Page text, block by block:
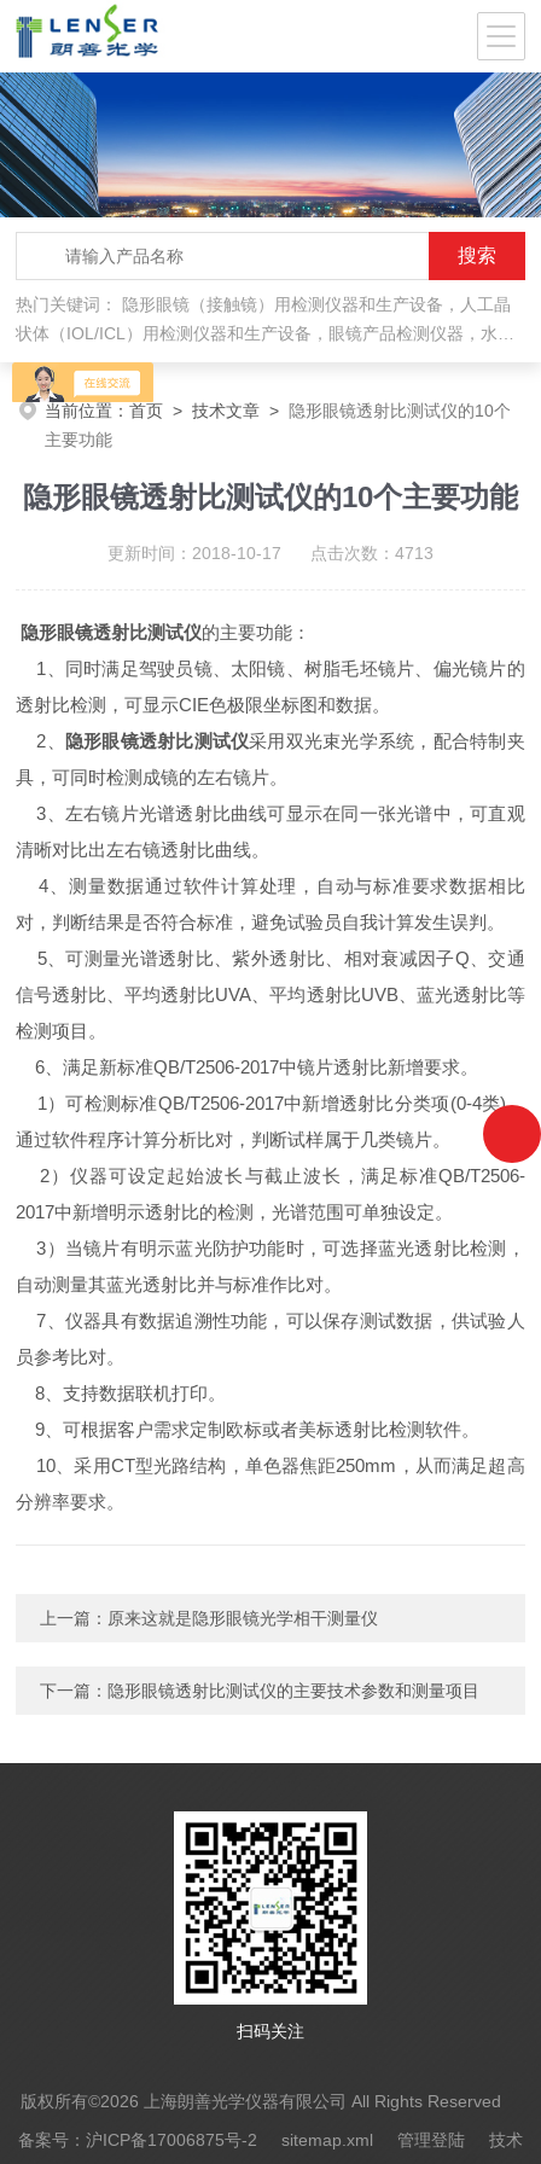
热门关键词： 隐形眼镜（接触镜）用检测仪器和生产设备，人工晶
状体（IOL/ICL）用检测仪器和生产设备，眼镜产品检测仪器，水气
处理环保设备
当前位置：首页 >技术文章 > 隐形眼镜透射比测试仪的10个
主要功能
隐形眼镜透射比测试仪的10个主要功能
更新时间：2018-10-17 点击次数：4713
隐形眼镜透射比测试仪的主要功能：
1、同时满足驾驶员镜、太阳镜、树脂毛坯镜片、偏光镜片的
透射比检测，可显示CIE色极限坐标图和数据。
2、
隐形眼镜透射比测试仪采用双光束光学系统，配合特制夹
具，可同时检测成镜的左右镜片。
3、左右镜片光谱透射比曲线可显示在同一张光谱中，可直观
清晰对比出左右镜透射比曲线。
4、测量数据通过软件计算处理，自动与标准要求数据相比
对，判断结果是否符合标准，避免试验员自我计算发生误判。
5、可测量光谱透射比、紫外透射比、相对衰减因子Q、交通
信号透射比、平均透射比UVA、平均透射比UVB、蓝光透射比等
检测项目。
6、满足新标准QB/T2506-2017中镜片透射比新增要求。
1）可检测标准QB/T2506-2017中新增透射比分类项(0-4类)，
通过软件程序计算分析比对，判断试样属于几类镜片。
2）仪器可设定起始波长与截止波长，满足标准QB/T2506-
2017中新增明示透射比的检测，光谱范围可单独设定。
3）当镜片有明示蓝光防护功能时，可选择蓝光透射比检测，
自动测量其蓝光透射比并与标准作比对。
7、仪器具有数据追溯性功能，可以保存测试数据，供试验人
员参考比对。
8、支持数据联机打印。
9、可根据客户需求定制欧标或者美标透射比检测软件。
10、采用CT型光路结构，单色器焦距250mm，从而满足超高
分辨率要求。
上一篇： 原来这就是隐形眼镜光学相干测量仪
下一篇： 隐形眼镜透射比测试仪的主要技术参数和测量项目
扫码关注
版权所有©2026 上海朗善光学仪器有限公司 All Rights Reserved
备案号：沪ICP备17006875号-2
sitemap.xml 管理登陆技术